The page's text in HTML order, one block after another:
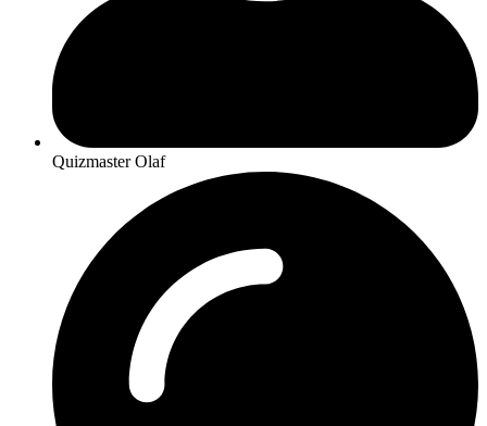
Quizmaster Olaf